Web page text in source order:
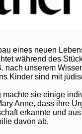
eines neuen
während des
nach unserem
Kinder sind mit
machte sie einige
Anne, dass ihre
erkannte und
davon ab.